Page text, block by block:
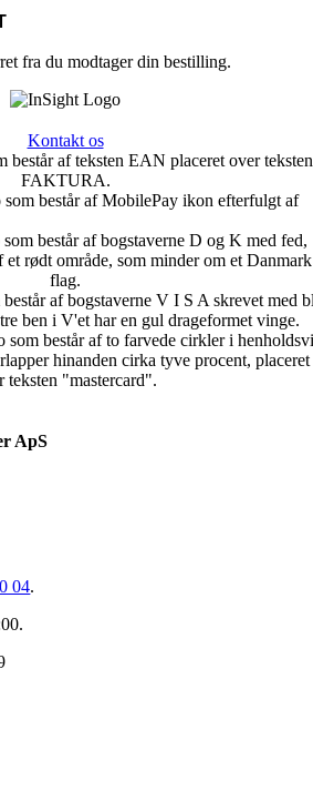
fra du modtager din bestilling.
Kontakt os
ApS
04.